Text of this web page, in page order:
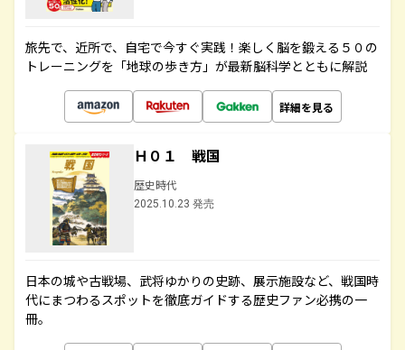
旅先で、近所で、自宅で今すぐ実践！楽しく脳を鍛える５０の
トレーニングを「地球の歩き方」が最新脳科学とともに解説
詳細を見る
Ｈ０１ 戦国
歴史時代
2025.10.23 発売
日本の城や古戦場、武将ゆかりの史跡、展示施設など、戦国時
代にまつわるスポットを徹底ガイドする歴史ファン必携の一
冊。